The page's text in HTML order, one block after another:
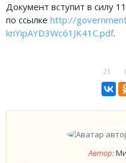
Документ вступит в силу
по ссылке http://
knYipAYD3Wc61JK41C.pdf.
23
Автор:
Следите за
в нашей группе